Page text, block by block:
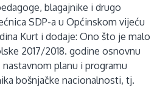
blagajnike i drugo
SDP-a u Općinskom vijeću
Kurt i dodaje: Ono što je malo
2017/2018. godine osnovnu
planu i programu
bošnjačke nacionalnosti, tj.